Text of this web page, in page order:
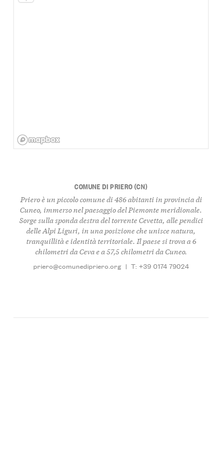
COMUNE DI PRIERO (CN)
Priero è un piccolo comune di 486 abitanti in provincia di
Cuneo, immerso nel paesaggio del Piemonte meridionale.
Sorge sulla sponda destra del torrente Cevetta, alle pendici
delle Alpi Liguri, in una posizione che unisce natura,
tranquillità e identità territoriale. Il paese si trova a 6
chilometri da Ceva e a 57,5 chilometri da Cuneo.
priero@comunedipriero.org | T: +39 0174 79024